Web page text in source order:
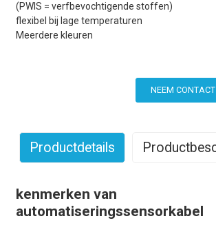
(PWIS = verfbevochtigende stoffen)
flexibel bij lage temperaturen
Meerdere kleuren
NEEM
Productdetails
kenmerken van
automatiseringssensorkabel